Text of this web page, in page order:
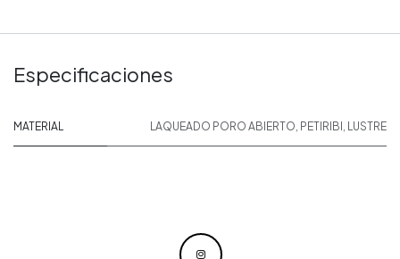
Especificaciones
MATERIAL LAQUEADO PORO ABIERTO, PETIRIBI , LUSTRE